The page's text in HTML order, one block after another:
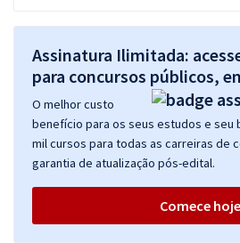
Assinatura Ilimitada:
para concursos públicos,
O melhor custo
benefício para os seus estudos e seu
mil cursos para todas as carreiras de
garantia de atualização pós-edital.
Comece hoje